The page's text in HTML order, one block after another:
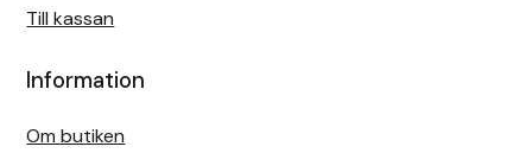
Till kassan
Information
Om butiken